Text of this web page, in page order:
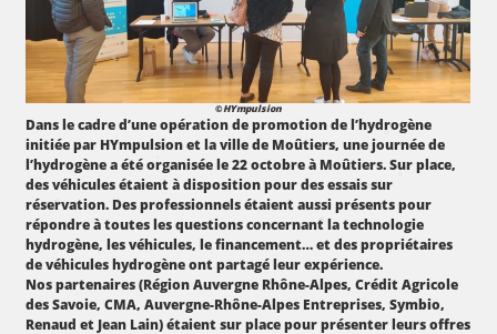
PIONNIERS
ACTUALITÉS
FAQ
CONTACT
©HYmpulsion
Dans le cadre d’une opération de promotion de l’hydrogène
initiée par HYmpulsion et la ville de Moûtiers, une journée de
l’hydrogène a été organisée le 22 octobre à Moûtiers. Sur place,
des véhicules étaient à disposition pour des essais sur
réservation. Des professionnels étaient aussi présents pour
répondre à toutes les questions concernant la technologie
hydrogène, les véhicules, le financement… et des propriétaires
de véhicules hydrogène ont partagé leur expérience.
Nos partenaires (Région Auvergne Rhône-Alpes, Crédit Agricole
des Savoie, CMA, Auvergne-Rhône-Alpes Entreprises, Symbio,
Renaud et Jean Lain) étaient sur place pour présenter leurs offres